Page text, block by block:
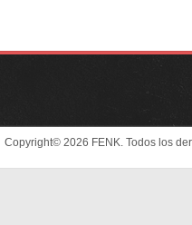
Copyright© 2026 FENK. Todos los